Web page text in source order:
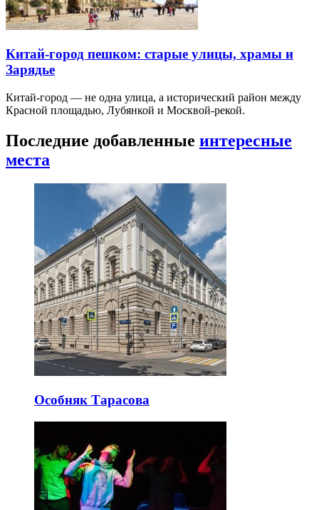
Китай-город пешком: старые улицы, храмы и
Зарядье
Китай-город — не одна улица, а исторический район между
Красной площадью, Лубянкой и Москвой-рекой.
Последние добавленные интересные
места
Особняк Тарасова